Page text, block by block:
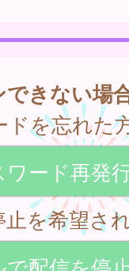
できない場
ドを忘れた
ワード再発
止を希望さ